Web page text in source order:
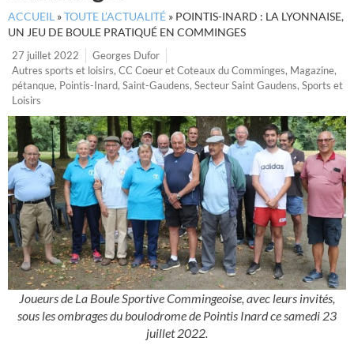
ACCUEIL »TOUTE L’ACTUALITÉ » POINTIS-INARD : LA LYONNAISE,
UN JEU DE BOULE PRATIQUÉ EN COMMINGES
27 juillet 2022
Georges Dufor
Autres sports et loisirs, CC Coeur et Coteaux du Comminges, Magazine,
pétanque, Pointis-Inard, Saint-Gaudens, Secteur Saint Gaudens, Sports et
Loisirs
Joueurs de La Boule Sportive Commingeoise, avec leurs invités,
sous les ombrages du boulodrome de Pointis Inard ce samedi 23
juillet 2022.